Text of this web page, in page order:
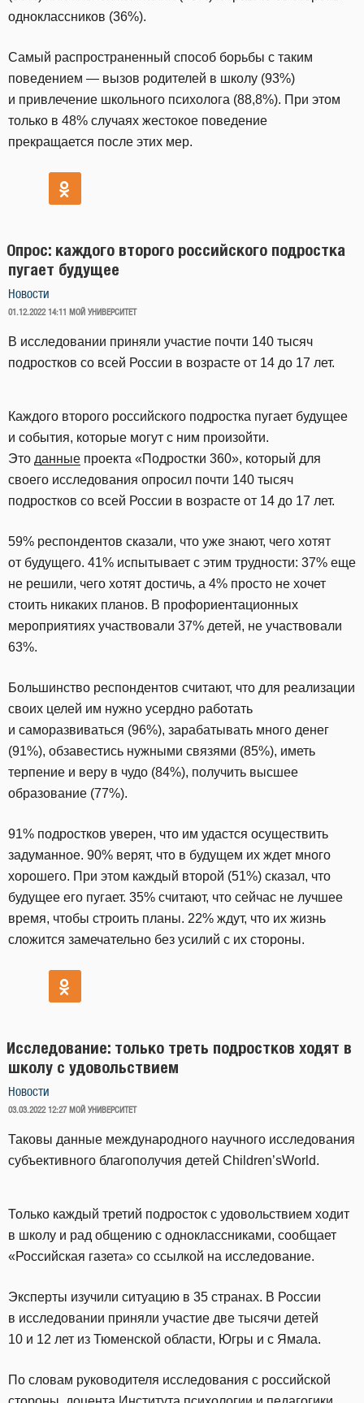
одноклассников (36%).
Самый распространенный способ борьбы с таким
поведением — вызов родителей в школу (93%)
и привлечение школьного психолога (88,8%). При этом
только в 48% случаях жестокое поведение
прекращается после этих мер.
Опрос: каждого второго российского подростка
пугает будущее
Новости
ОПУБЛИКОВАНО
01.12.2022 14:11 МОЙ УНИВЕРСИТЕТ
В исследовании приняли участие почти 140 тысяч
подростков со всей России в возрасте от 14 до 17 лет.
Каждого второго российского подростка пугает будущее
и события, которые могут с ним произойти.
Это данные проекта «Подростки 360», который для
своего исследования опросил почти 140 тысяч
подростков со всей России в возрасте от 14 до 17 лет.
59% респондентов сказали, что уже знают, чего хотят
от будущего. 41% испытывает с этим трудности: 37% еще
не решили, чего хотят достичь, а 4% просто не хочет
стоить никаких планов. В профориентационных
мероприятиях участвовали 37% детей, не участвовали
63%.
Большинство респондентов считают, что для реализации
своих целей им нужно усердно работать
и саморазвиваться (96%), зарабатывать много денег
(91%), обзавестись нужными связями (85%), иметь
терпение и веру в чудо (84%), получить высшее
образование (77%).
91% подростков уверен, что им удастся осуществить
задуманное. 90% верят, что в будущем их ждет много
хорошего. При этом каждый второй (51%) сказал, что
будущее его пугает. 35% считают, что сейчас не лучшее
время, чтобы строить планы. 22% ждут, что их жизнь
сложится замечательно без усилий с их стороны.
Исследование: только треть подростков ходят в
школу с удовольствием
Новости
ОПУБЛИКОВАНО
03.03.2022 12:27 МОЙ УНИВЕРСИТЕТ
Таковы данные международного научного исследования
субъективного благополучия детей Сhildren’sWorld.
Только каждый третий подросток с удовольствием ходит
в школу и рад общению с одноклассниками, сообщает
«Российская газета» со ссылкой на исследование.
Эксперты изучили ситуацию в 35 странах. В России
в исследовании приняли участие две тысячи детей
10 и 12 лет из Тюменской области, Югры и с Ямала.
По словам руководителя исследования с российской